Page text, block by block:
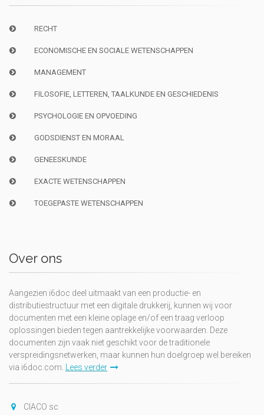
RECHT
ECONOMISCHE EN SOCIALE WETENSCHAPPEN
MANAGEMENT
FILOSOFIE, LETTEREN, TAALKUNDE EN GESCHIEDENIS
PSYCHOLOGIE EN OPVOEDING
GODSDIENST EN MORAAL
GENEESKUNDE
EXACTE WETENSCHAPPEN
TOEGEPASTE WETENSCHAPPEN
Over ons
Aangezien i6doc deel uitmaakt van een productie- en
distributiestructuur met een digitale drukkerij, kunnen wij voor
documenten met een kleine oplage en/of een traag verloop
oplossingen bieden tegen aantrekkelijke voorwaarden. Deze
documenten zijn vaak niet geschikt voor de traditionele
verspreidingsnetwerken, maar kunnen hun doelgroep wel bereiken
via i6doc.com. Lees verder
CIACO sc